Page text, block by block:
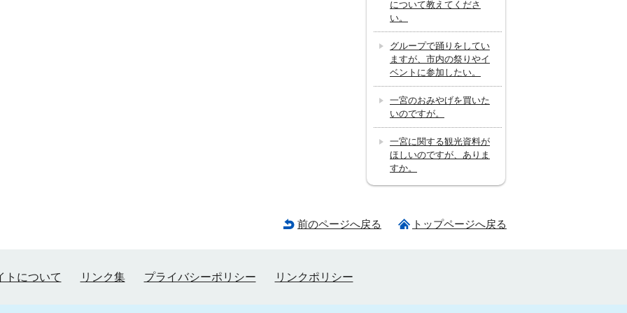
について教えてくださ
い。
グループで踊りをしてい
ますが、市内の祭りやイ
ベントに参加したい。
一宮のおみやげを買いた
いのですが。
一宮に関する観光資料が
ほしいのですが、ありま
すか。
前のページへ戻る トップページへ戻る
トについて リンク集 プライバシーポリシー リンクポリシー